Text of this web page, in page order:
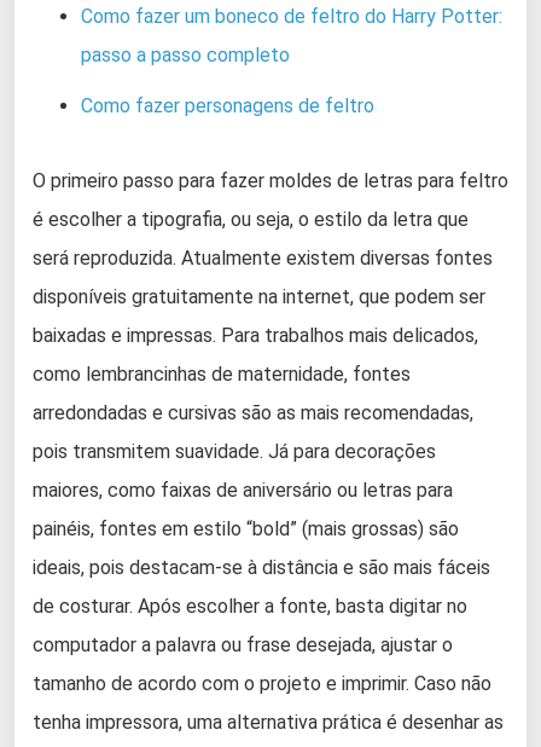
Como fazer um boneco de feltro do Harry Potter:
passo a passo completo
Como fazer personagens de feltro
O primeiro passo para fazer moldes de letras para feltro
é escolher a tipografia, ou seja, o estilo da letra que
será reproduzida. Atualmente existem diversas fontes
disponíveis gratuitamente na internet, que podem ser
baixadas e impressas. Para trabalhos mais delicados,
como lembrancinhas de maternidade, fontes
arredondadas e cursivas são as mais recomendadas,
pois transmitem suavidade. Já para decorações
maiores, como faixas de aniversário ou letras para
painéis, fontes em estilo “bold” (mais grossas) são
ideais, pois destacam-se à distância e são mais fáceis
de costurar. Após escolher a fonte, basta digitar no
computador a palavra ou frase desejada, ajustar o
tamanho de acordo com o projeto e imprimir. Caso não
tenha impressora, uma alternativa prática é desenhar as